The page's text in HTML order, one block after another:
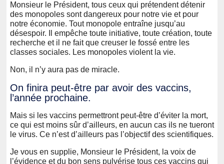
Monsieur le Président, tous ceux qui prétendent détenir
des monopoles sont dangereux pour notre vie et pour
notre économie. Tout monopole entraîne jusqu’au
désespoir. Il empêche toute initiative, toute création, toute
recherche et il ne fait que creuser le fossé entre les
classes sociales. Les monopoles violent la vie.
Non, il n’y aura pas de miracle.
On finira peut-être par avoir des vaccins,
l’année prochaine.
Mais si les vaccins permettront peut-être d’éviter la mort,
ce qui est moins sûr d’ailleurs, en aucun cas ils ne tueront
le virus. Ce n’est d’ailleurs pas l’objectif des scientifiques.
Je vous en supplie, Monsieur le Président, la voix de
l’évidence et du bon sens pulvérise tous ces vaccins qui